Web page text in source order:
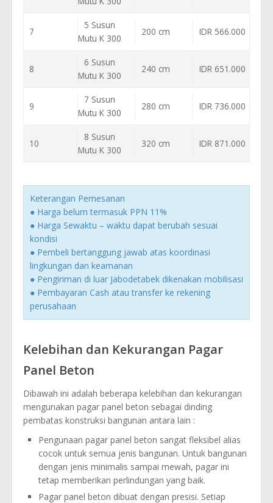
7
5 Susun
Mutu K 300
200 cm IDR 566.000
8
6 Susun
Mutu K 300
240 cm IDR 651.000
9
7 Susun
Mutu K 300
280 cm IDR 736.000
10
8 Susun
Mutu K 300
320 cm IDR 871.000
Keterangan Pemesanan
● Harga belum termasuk PPN 11%
● Harga Sewaktu – waktu dapat berubah sesuai
kondisi
● Pembeli bertanggung jawab atas koordinasi
lingkungan dan keamanan
● Pengiriman di luar Jabodetabek dikenakan mobilisasi
● Pembayaran Cash atau transfer ke rekening
perusahaan
Kelebihan dan Kekurangan Pagar
Panel Beton
Dibawah ini adalah beberapa kelebihan dan kekurangan
mengunakan pagar panel beton sebagai dinding
pembatas konstruksi bangunan antara lain :
Pengunaan pagar panel beton sangat fleksibel alias
cocok untuk semua jenis bangunan. Untuk bangunan
dengan jenis minimalis sampai mewah, pagar ini
tetap memberikan perlindungan yang baik.
Pagar panel beton dibuat dengan presisi. Setiap